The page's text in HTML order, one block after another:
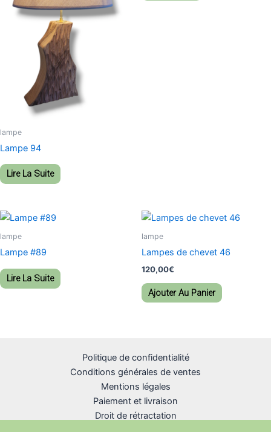
lampe
Lampe 94
Lire La Suite
lampe
Lampe #89
Lire La Suite
lampe
Lampes de chevet 46
120,00€
Ajouter Au Panier
Politique de confidentialité
Conditions générales de ventes
Mentions légales
Paiement et livraison
Droit de rétractation